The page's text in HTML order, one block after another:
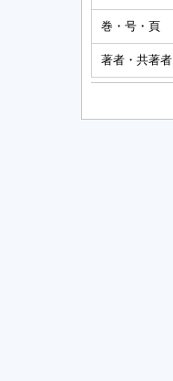
巻・号・頁
著者・共著者